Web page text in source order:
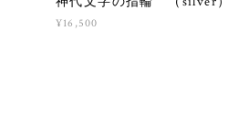
¥16,500